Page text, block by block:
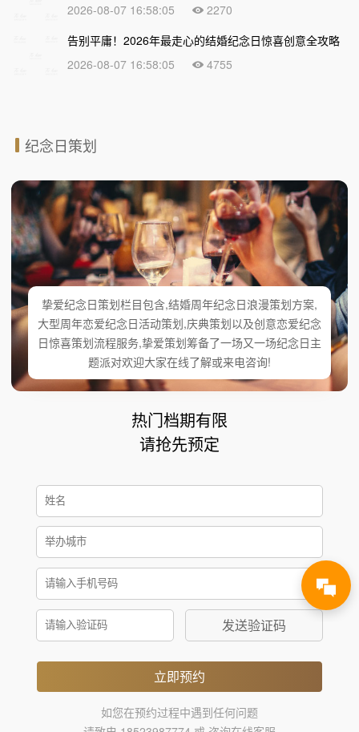
2026-08-07 16:58:05
2270
告别平庸！2026年最走心的结婚纪念日惊喜创意全攻略
2026-08-07 16:58:05
4755
纪念日策划
挚爱纪念日策划栏目包含,结婚周年纪念日浪漫策划方案,
大型周年恋爱纪念日活动策划,庆典策划以及创意恋爱纪念
日惊喜策划流程服务,挚爱策划筹备了一场又一场纪念日主
题派对欢迎大家在线了解或来电咨询!
热门档期有限
请抢先预定
发送验证码
立即预约
如您在预约过程中遇到任何问题